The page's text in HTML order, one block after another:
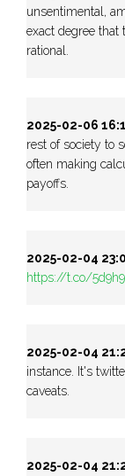
unsentimental,
exact degree that
rational.
2025-02-06
rest of society to
often making
payoffs.
2025-02-04
https://t.co/
2025-02-04
instance. It's
caveats.
2025-02-04